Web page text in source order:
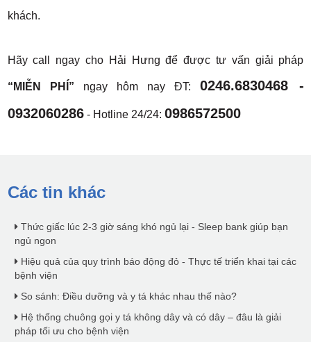
khách.
Hãy call ngay cho Hải Hưng để được tư vấn giải pháp
“MIỄN PHÍ” ngay hôm nay ĐT:0246.6830468 -
0932060286- Hotline 24/24: 0986572500
Các tin khác
Thức giấc lúc 2-3 giờ sáng khó ngủ lại - Sleep bank giúp bạn
ngủ ngon
Hiệu quả của quy trình báo động đỏ - Thực tế triển khai tại các
bệnh viện
So sánh: Điều dưỡng và y tá khác nhau thế nào?
Hệ thống chuông gọi y tá không dây và có dây – đâu là giải
pháp tối ưu cho bệnh viện